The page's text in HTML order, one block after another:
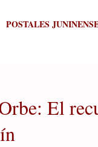
POSTALES
El